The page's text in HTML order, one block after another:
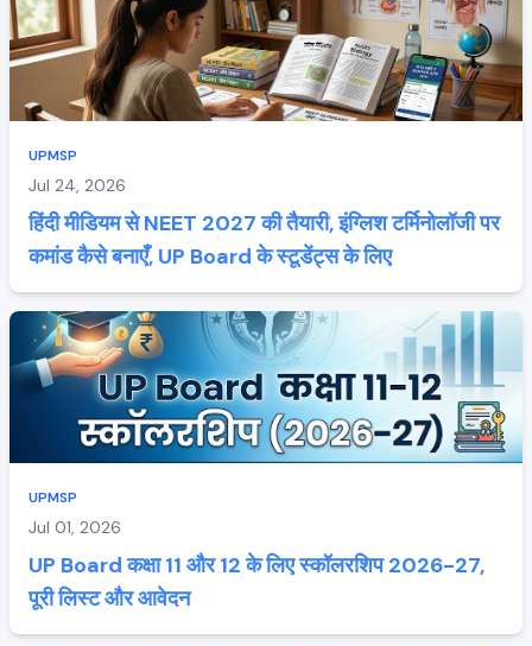
UPMSP
Jul 24, 2026
हिंदी मीडियम से NEET 2027 की तैयारी, इंग्लिश टर्मिनोलॉजी पर
कमांड कैसे बनाएँ, UP Board के स्टूडेंट्स के लिए
UPMSP
Jul 01, 2026
UP Board कक्षा 11 और 12 के लिए स्कॉलरशिप 2026-27,
पूरी लिस्ट और आवेदन